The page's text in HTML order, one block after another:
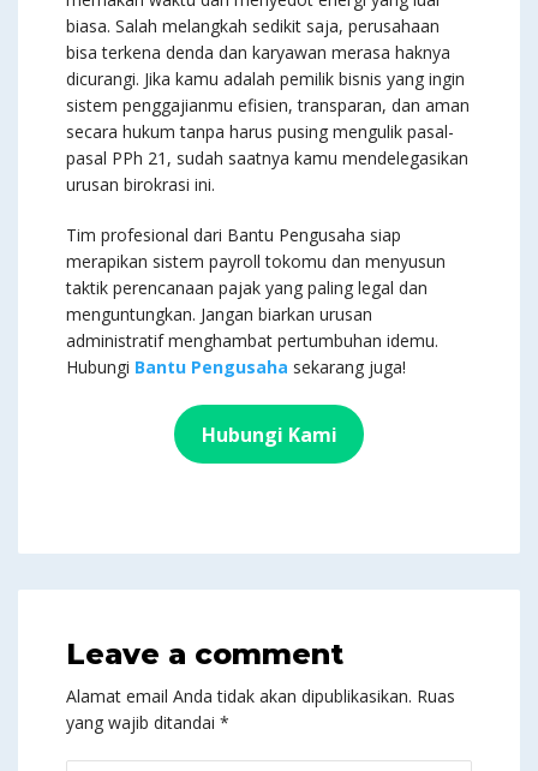
biasa. Salah melangkah sedikit saja, perusahaan
bisa terkena denda dan karyawan merasa haknya
dicurangi. Jika kamu adalah pemilik bisnis yang ingin
sistem penggajianmu efisien, transparan, dan aman
secara hukum tanpa harus pusing mengulik pasal-
pasal PPh 21, sudah saatnya kamu mendelegasikan
urusan birokrasi ini.
Tim profesional dari Bantu Pengusaha siap
merapikan sistem payroll tokomu dan menyusun
taktik perencanaan pajak yang paling legal dan
menguntungkan. Jangan biarkan urusan
administratif menghambat pertumbuhan idemu.
Hubungi Bantu Pengusaha sekarang juga!
Hubungi Kami
Leave a comment
Alamat email Anda tidak akan dipublikasikan. Ruas
yang wajib ditandai *